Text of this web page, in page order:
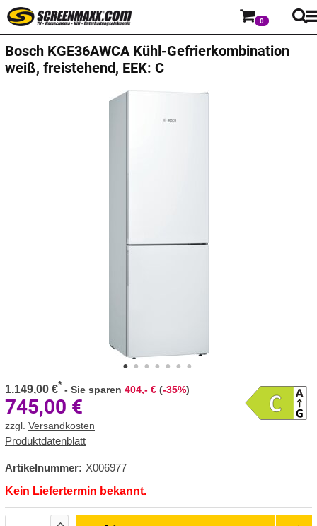
0
Bosch KGE36AWCA Kühl-Gefrierkombination
weiß, freistehend, EEK: C
1.149,00 €* - Sie sparen 404,- € (-35%)
745,00 €
zzgl. Versandkosten
Produktdatenblatt
Artikelnummer: X006977
Kein Liefertermin bekannt.